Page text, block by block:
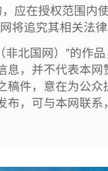
应在授权范围内
将追究其相关法
非北国网）”的作
息，并不代表本
稿件，意在为公
布，可与本网联